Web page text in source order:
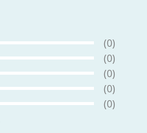
(0)
(0)
(0)
(0)
(0)